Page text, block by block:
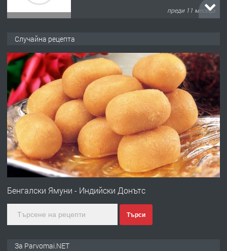
преди 11 месеца
преди 1 година
ПРЕДЛАГА Работа за общи работници
преди 1 година
ПРЕДЛАГА
Първи поход "По стъпките на Ангел
Случайна рецепта
Бенгалски Ямуни - Индийски Донътс
Търси
За Parvomai.NET